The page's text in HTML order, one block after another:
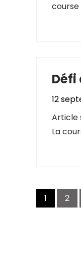
course
Défi
12
Article
La
des
1 2